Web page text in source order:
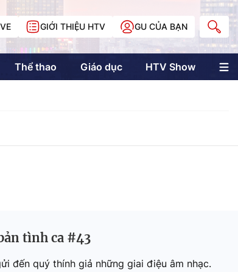
GIỚI THIỆU HTV GU CỦA BẠN
Thể thao Giáo dục HTV Show
tình ca #43
đến quý thính giả những giai điệu âm nhạc.